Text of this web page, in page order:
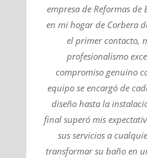
empresa de Reformas de
en mi hogar de Corbera
el primer contacto,
profesionalismo
compromiso genuino
equipo se encargó de
diseño hasta la
final superó mis
sus servicios a
transformar su baño en